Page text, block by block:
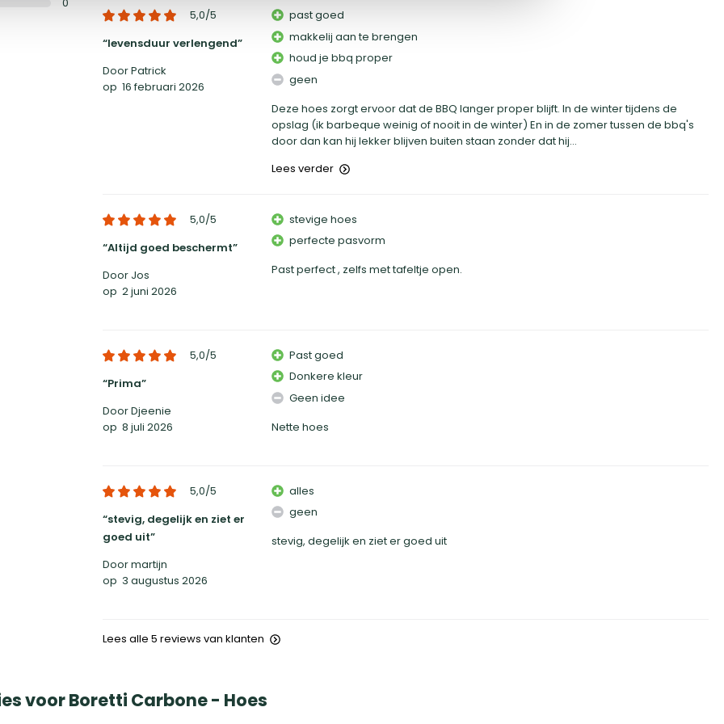
0
5,0/5
levensduur verlengend
Door Patrick
op 16 februari 2026
past goed
makkelij aan te brengen
houd je bbq proper
geen
Deze hoes zorgt ervoor dat de BBQ langer proper blijft. In de winter tijdens de
opslag (ik barbeque weinig of nooit in de winter) En in de zomer tussen de bbq's
door dan kan hij lekker blijven buiten staan zonder dat hij...
Lees verder
5,0/5
Altijd goed beschermt
Door Jos
op 2 juni 2026
stevige hoes
perfecte pasvorm
Past perfect , zelfs met tafeltje open.
5,0/5
Prima
Door Djeenie
op 8 juli 2026
Past goed
Donkere kleur
Geen idee
Nette hoes
5,0/5
stevig, degelijk en ziet er
goed uit
Door martijn
op 3 augustus 2026
alles
geen
stevig, degelijk en ziet er goed uit
Lees alle 5 reviews van klanten
voor Boretti Carbone - Hoes